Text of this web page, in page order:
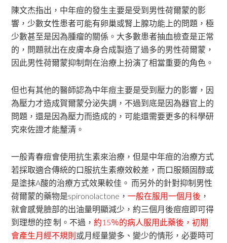
陳文杰指出，中年痘的發生主要是受到男性荷爾蒙的影
響，少數女性患者可能有卵巢或腎上腺功能上的問題，極
少數甚至是因為腫瘤的關係。大多數患者抽血檢查是正常
的，問題就出在皮膚本身合成製造了過多的男性荷爾蒙，
因此男性荷爾蒙抑制劑在治療上扮演了相當重要的角色。
但也有其他的醫師認為中年痘主要是受到壓力的影響，因
為壓力才造成賀爾蒙分泌失調，不過到底是因為器官上的
問題，還是因為壓力而造成的，可能還需要更多的科學研
究來佐證才能釐清。
一般青春痘會使用抗生素來治療，但是中年痘的治療方式
若採取適合傳統的口服抗生素療效較差，而口服類固醇或
是塗抹A酸的治療方式效果較佳。 而另外的針對抑制男性
荷爾蒙的藥物是spironolactone，一般在服用一個月後 ，
就會感覺臉部的出油量明顯減少，約三個月後痘痘即可得
到理想的控 制。不過，約15％的病人服用此藥後，初期
會產生月經不規則或月經量變多、變少的情形，必要時可